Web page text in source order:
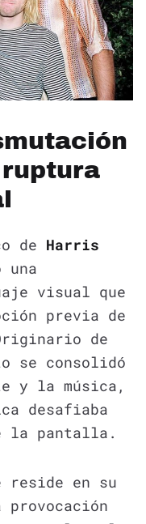
de Harris
visual que
previa de
de
se consolidó
y la música,
desafiaba
la pantalla.
reside en su